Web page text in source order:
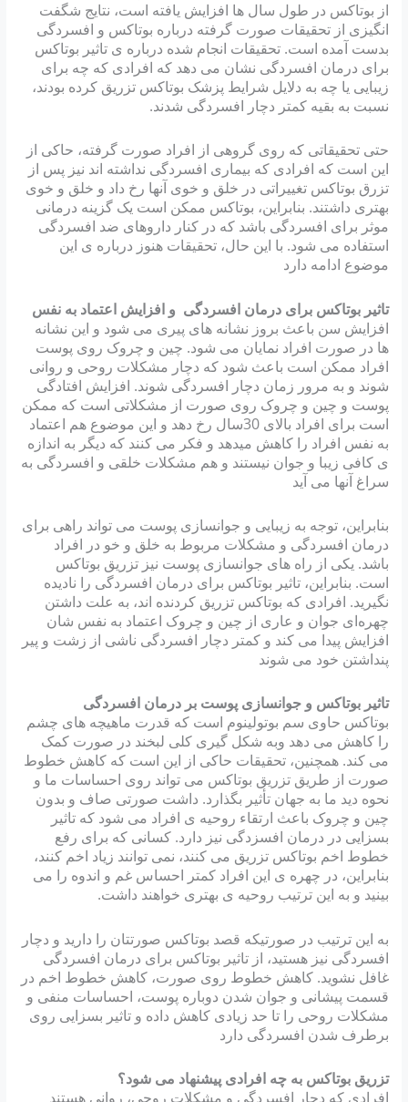
از بوتاکس در طول سال ها افزایش یافته است، نتایج شگفت
انگیزی از تحقیقات صورت گرفته درباره ‏بوتاکس و افسردگی
بدست آمده است. تحقیقات انجام شده درباره ی تاثیر بوتاکس
برای درمان افسردگی نشان می دهد که ‏افرادی که چه برای
زیبایی یا چه به دلایل شرایط پزشک بوتاکس تزریق کرده بودند،
نسبت به بقیه کمتر دچار افسردگی ‏شدند.
حتی تحقیقاتی که روی گروهی از افراد صورت گرفته، حاکی از
این است که افرادی که بیماری افسردگی نداشته اند نیز ‏پس از
تزرق بوتاکس تغییراتی در خلق و خوی آنها رخ داد و خلق و خوی
بهتری داشتند.‏‎ ‎بنابراین، بوتاکس ممکن است یک ‏گزینه درمانی
موثر برای افسردگی باشد که در کنار داروهای ضد افسردگی
استفاده می شود. با این حال، تحقیقات هنوز درباره ‏ی این
موضوع ادامه دارد‎
تاثیر بوتاکس برای درمان افسردگی و افزایش اعتماد به نفس
افزایش سن باعث بروز نشانه های پیری می شود و این نشانه
ها در صورت افراد نمایان می شود. چین و چروک روی پوست
افراد ممکن است باعث شود که دچار مشکلات روحی و روانی
شوند و به مرور زمان دچار افسردگی شوند. افزایش افتادگی
پوست و چین و چروک روی صورت از مشکلاتی است که ممکن
است برای افراد بالای 30سال رخ دهد و این موضوع هم اعتماد
به نفس افراد را کاهش میدهد و فکر می کنند که دیگر به اندازه
ی کافی زیبا و جوان نیستند و هم مشکلات خلقی و افسردگی به
سراغ آنها می آید
بنابراین، توجه به زیبایی و جوانسازی پوست می تواند راهی برای
درمان افسردگی و مشکلات مربوط به خلق و خو در افراد
باشد. یکی از راه های جوانسازی پوست نیز تزریق بوتاکس
است. بنابراین، تاثیر بوتاکس برای درمان افسردگی را نادیده
نگیرید. افرادی که بوتاکس تزریق کردنده اند، به علت داشتن
چهره‌ای جوان و عاری از چین و چروک اعتماد به نفس شان
افزایش پیدا می کند و کمتر دچار افسردگی ناشی از زشت و پیر
پنداشتن خود می شوند
تاثیر بوتاکس و جوانسازی پوست بر درمان افسردگی
بوتاکس حاوی سم بوتولینوم است که قدرت ماهیچه های چشم
را کاهش می دهد وبه شکل گیری کلی لبخند در صورت کمک
می کند. همچنین، تحقیقات حاکی از این است که کاهش خطوط
صورت از طریق تزریق بوتاکس می‌ تواند روی احساسات ما و
نحوه دید ما به جهان تأثیر بگذارد. داشت صورتی صاف و بدون
چین و چروک باعث ارتقاء روحیه ی افراد می شود که تاثیر
بسزایی در درمان افسزدگی نیز دارد. کسانی که برای رفع
خطوط اخم بوتاکس تزریق می کنند، نمی توانند زیاد اخم کنند،
بنابراین، در چهره ی این افراد کمتر احساس غم و اندوه را می
بینید و به این ترتیب روحیه ی بهتری خواهند داشت.
به این ترتیب در صورتیکه قصد بوتاکس صورتتان را دارید و دچار
افسردگی نیز هستید، از تاثیر بوتاکس برای درمان افسردگی
غافل نشوید. کاهش خطوط روی صورت، کاهش خطوط اخم در
قسمت پیشانی و جوان شدن دوباره پوست، احساسات منفی و
مشکلات روحی را تا حد زیادی کاهش داده و تاثیر بسزایی روی
برطرف شدن افسردگی دارد
تزریق بوتاکس به چه افرادی پیشنهاد می شود؟
افرادی که دچار افسردگی و مشکلات روحی، روانی هستند